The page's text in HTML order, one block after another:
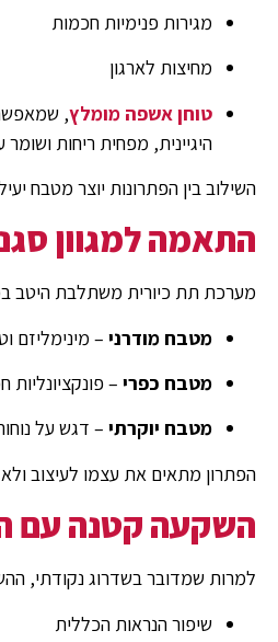
מגירות פנימיות חכמות
מחיצות לארגון
טוחן אשפה מומלץ, שמאפשר
היגיינית, מפחית ריחות
השילוב בין הפתרונות יוצר מטבח
התאמה למגוון
מערכת תת כיורית משתלבת היטב
מטבח מודרני – מינימליזם
מטבח כפרי –
מטבח יוקרתי – דגש על
הפתרון מתאים את עצמו לעיצוב
השקעה קטנה עם
למרות שמדובר בשדרוג נקודתי,
שיפור הנראות הכללית